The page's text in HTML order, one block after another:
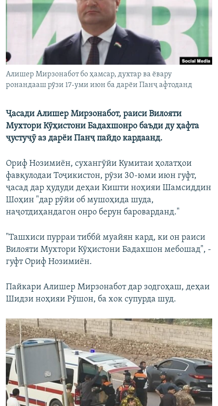
ГУЗОРИШҲОИ РАДИОӢ
ПАЙГИРӢ КУНЕД
Ҳамаи сомонаҳои RFE/RL
Алишер Мирзонабот бо ҳамсар, духтар ва ёвару
ронандааш рӯзи 17-уми июн ба дарёи Панҷ афтоданд
Ҷасади Алишер Мирзонабот, раиси Вилояти
Мухтори Кӯҳистони Бадахшонро баъди ду ҳафта
ҷустуҷӯ аз дарёи Панҷ пайдо кардаанд.
Ориф Нозимиён, сухангӯйи Кумитаи ҳолатҳои
фавқулодаи Тоҷикистон, рӯзи 30-юми июн гуфт,
ҷасад дар ҳудуди деҳаи Кишти ноҳияи Шамсиддин
Шоҳин "дар рӯйи об мушоҳида шуда,
наҷотдиҳандагон онро берун бароварданд."
"Ташхиси пурраи тиббӣ муайян кард, ки он раиси
Вилояти Мухтори Кӯҳистони Бадахшон мебошад", -
гуфт Ориф Нозимиён.
Пайкари Алишер Мирзонабот дар зодгоҳаш, деҳаи
Шидзи ноҳияи Рӯшон, ба хок супурда шуд.